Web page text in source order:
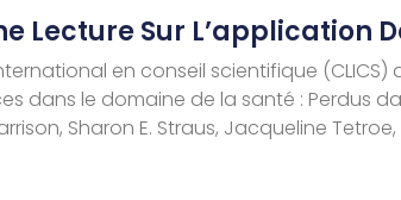
Lecture Sur L’application
en conseil scientifique
dans le domaine de la santé : Perdus
Sharon E. Straus, Jacqueline